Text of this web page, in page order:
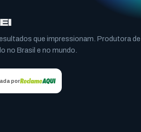
que impressionam. Produtora de
no Brasil e no mundo.
por